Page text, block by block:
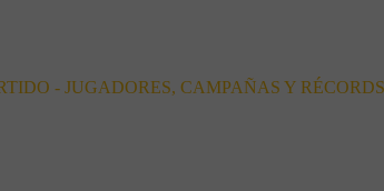
- JUGADORES, CAMPAÑAS Y RÉCORDS